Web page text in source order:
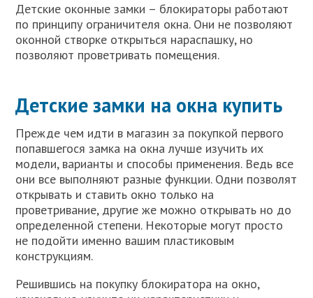
Детские оконные замки – блокираторы работают
по принципу ограничителя окна. Они не позволяют
оконной створке открыться нараспашку, но
позволяют проветривать помещения.
Детские замки на окна купить
Прежде чем идти в магазин за покупкой первого
попавшегося замка на окна лучше изучить их
модели, варианты и способы применения. Ведь все
они все выполняют разные функции. Одни позволят
открывать и ставить окно только на
проветривание, другие же можно открывать но до
определенной степени. Некоторые могут просто
не подойти именно вашим пластиковым
конструкциям.
Решившись на покупку блокиратора на окно,